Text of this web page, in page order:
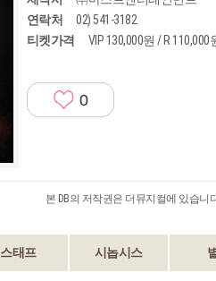
연락처
02) 541-3182
티켓가격
VIP 130,000원 / R
0
본 DB의 저작권은 더뮤지컬에 있습니
스태프 시놉시스